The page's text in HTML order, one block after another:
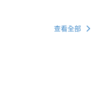
查看全部